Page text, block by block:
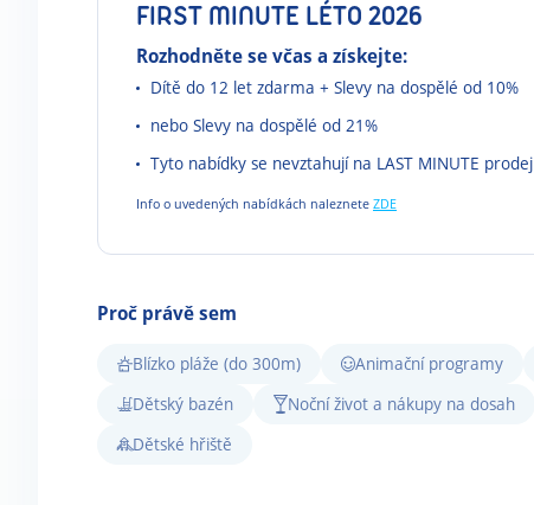
FIRST MINUTE LÉTO 2026
Rozhodněte se včas a získejte:
Dítě do 12 let zdarma + Slevy na dospělé od 10%
nebo Slevy na dospělé od 21%
Tyto nabídky se nevztahují na LAST MINUTE prodej
Info o uvedených nabídkách naleznete ZDE
Proč právě sem
Blízko pláže (do 300m) Animační programy
Dětský bazén
Noční život a nákupy na dosah
Dětské hřiště